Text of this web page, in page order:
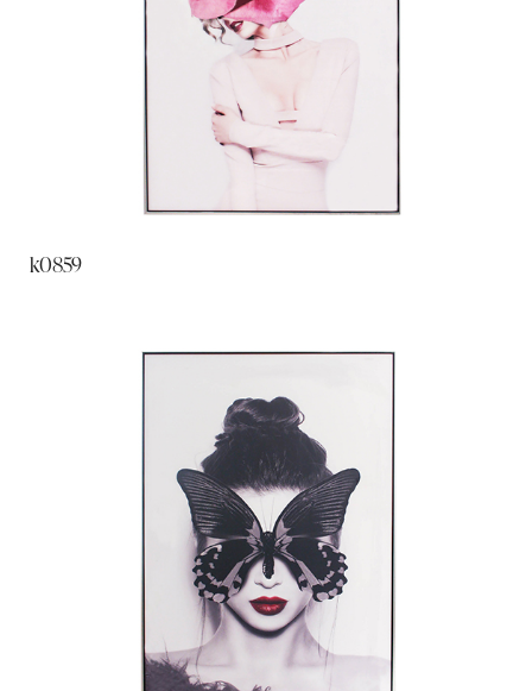
k0859